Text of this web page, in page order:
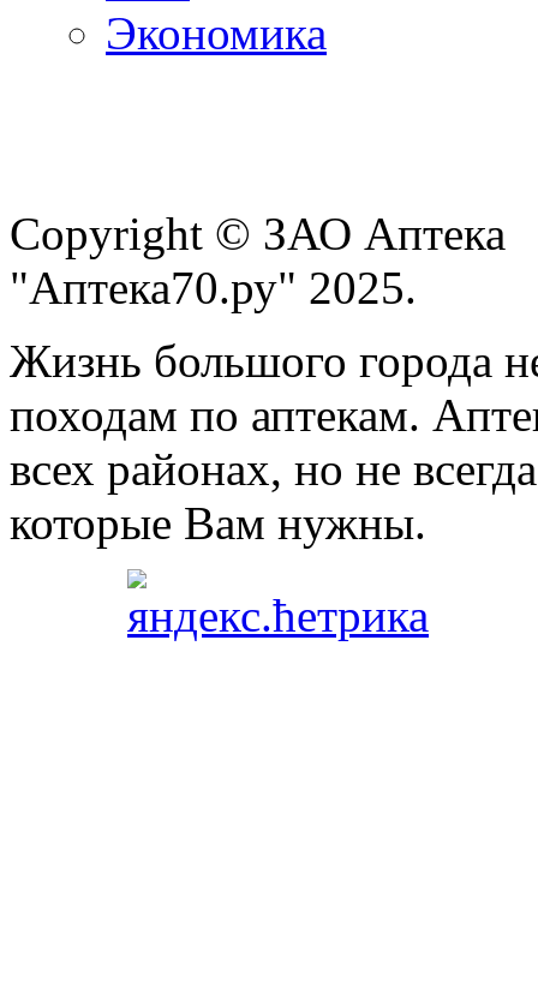
Экономика
Copyright © ЗАО Аптека
"Аптека70.ру" 2025.
Жизнь большого города
походам по аптекам.
всех районах, но не
которые Вам нужны.